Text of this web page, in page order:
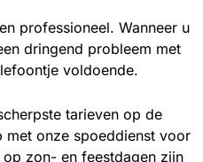
professioneel. Wanneer u
dringend probleem met
voldoende.
tarieven op de
met onze spoeddienst voor
zon- en feestdagen zijn